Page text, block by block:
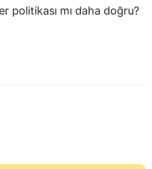
politikası mı daha doğru?